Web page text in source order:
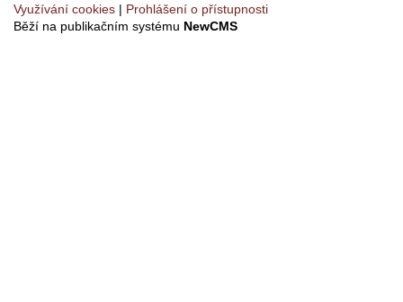
Využívání cookies
Prohlášení o přístupnosti
Běží na publikačním systému NewCMS